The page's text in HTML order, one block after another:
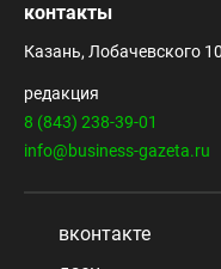
контакты
Казань, Лобачевского
редакция
8 (843) 238-39-01
info@business-gazeta.ru
вконтакте